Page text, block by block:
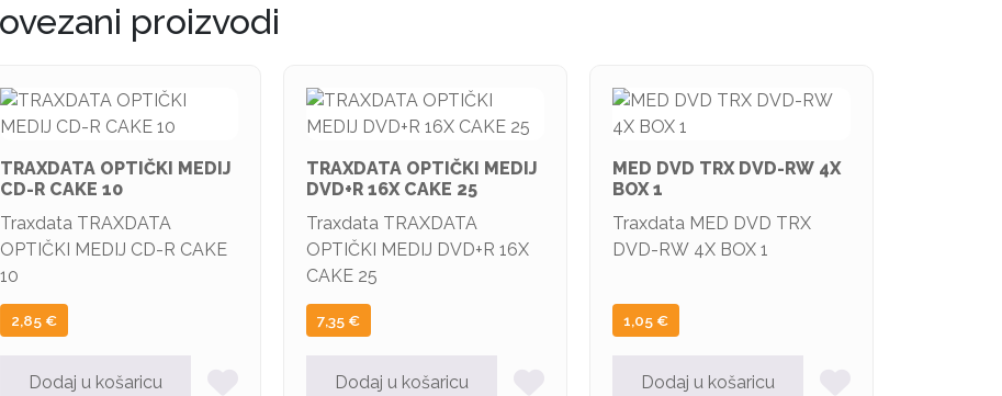
proizvodi
TRAXDATA OPTIČKI MEDIJ
CD-R CAKE 10
Traxdata TRAXDATA
OPTIČKI MEDIJ CD-R CAKE
10
2,85 €
Dodaj u košaricu
TRAXDATA OPTIČKI MEDIJ
DVD+R 16X CAKE 25
Traxdata TRAXDATA
OPTIČKI MEDIJ DVD+R 16X
CAKE 25
7,35 €
Dodaj u košaricu
MED DVD TRX DVD-RW 4X
BOX 1
Traxdata MED DVD TRX
DVD-RW 4X BOX 1
1,05 €
Dodaj u košaricu